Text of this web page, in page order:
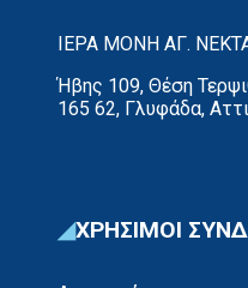
ΙΕΡΑ ΜΟΝΗ ΑΓ.
Ήβης 109, Θέση
165 62, Γλυφάδα,
ΧΡΗΣΙΜΟΙ